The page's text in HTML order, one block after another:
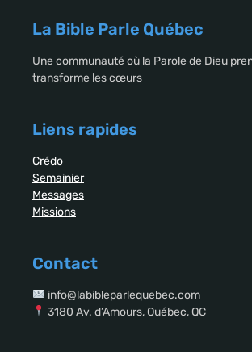
La Bible Parle Québec
Une communauté où la Parole de Dieu
transforme les cœurs
Liens rapides
Crédo
Semainier
Messages
Missions
Contact
info@labibleparlequebec.com
3180 Av. d’Amours, Québec, QC